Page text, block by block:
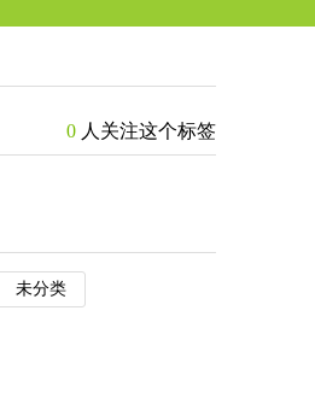
0 人关注这个标签
未分类